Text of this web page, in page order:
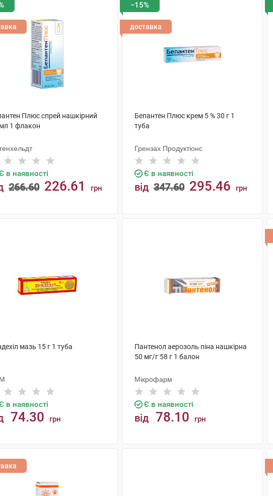
Плюс спрей нашкірний
1 флакон
в наявності
266.60 226.61 грн
−15%
доставка
Бепантен Плюс крем 5 % 30 г 1
туба
Грензах Продуктіонс
Є в наявності
від 347.60 295.46 грн
мазь 15 г 1 туба
в наявності
74.30 грн
Пантенол аерозоль піна нашкірна
50 мг/г 58 г 1 балон
Мікрофарм
Є в наявності
від 78.10 грн